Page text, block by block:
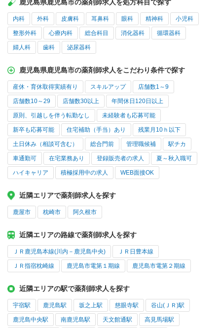
鹿児島県鹿児島市の薬剤師求人を処方科目で探す
内科 外科 皮膚科 耳鼻科 眼科 精神科 小児科
整形外科 心療内科 総合科目 消化器科 循環器科
婦人科 歯科 泌尿器科
鹿児島県鹿児島市の薬剤師求人をこだわり条件で探す
産休・育休取得実績有り スキルアップ 店舗数1～9
店舗数10～29 店舗数30以上 年間休日120日以上
原則、引越しを伴う転勤なし 未経験者も応募可能
新卒も応募可能 住宅補助（手当）あり 残業月10ｈ以下
土日休み（相談可含む） 総合門前 管理職候補 駅チカ
車通勤可 在宅業務あり 登録販売者の求人 夏～秋入職可
ハイキャリア 積極採用中の求人 WEB面接OK
近隣エリアで薬剤師求人を探す
鹿屋市 枕崎市 阿久根市
近隣エリアの路線で薬剤師求人を探す
ＪＲ鹿児島本線(川内－鹿児島中央) ＪＲ日豊本線
ＪＲ指宿枕崎線 鹿児島市電第１期線 鹿児島市電第２期線
近隣エリアの駅で薬剤師求人を探す
宇宿駅 鹿児島駅 坂之上駅 慈眼寺駅 谷山(ＪＲ)駅
鹿児島中央駅 南鹿児島駅 天文館通駅 高見馬場駅